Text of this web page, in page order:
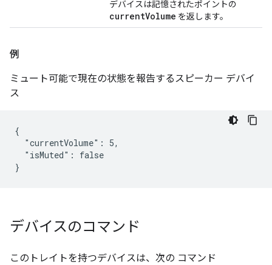
デバイスは記憶されたポイントの
currentVolume を返します。
例
ミュート可能で現在の状態を報告するスピーカー デバイ
ス
{
  "currentVolume": 5,
  "isMuted": false
}
デバイスのコマンド
このトレイトを持つデバイスは、次の コマンド